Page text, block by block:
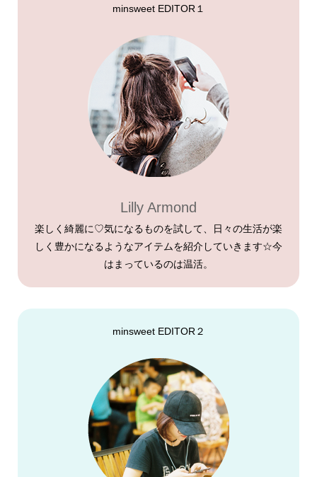
minsweet EDITOR１
Lilly Armond
楽しく綺麗に♡気になるものを試して、日々の生活が楽
しく豊かになるようなアイテムを紹介していきます☆今
はまっているのは温活。
minsweet EDITOR２